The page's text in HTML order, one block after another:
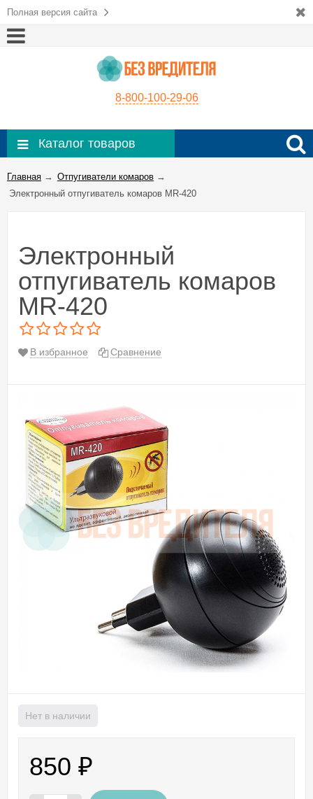
Полная версия сайта
8-800-100-29-06
Каталог товаров
Главная → Отпугиватели комаров →
Электронный отпугиватель комаров MR-420
Электронный
отпугиватель комаров
MR-420
В избранное Сравнение
Нет в наличии
850 ₽